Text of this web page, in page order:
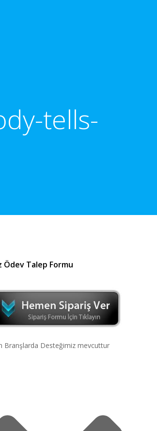
tells-
Ödev Talep Formu
Branşlarda Desteğimiz mevcuttur